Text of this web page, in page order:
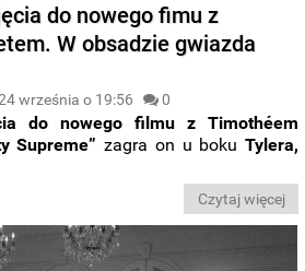
do nowego fimu z
W obsadzie gwiazda
września o 19:56 0
do nowego filmu z Timothéem
Supreme” zagra on u bokuTylera,
Czytaj więcej